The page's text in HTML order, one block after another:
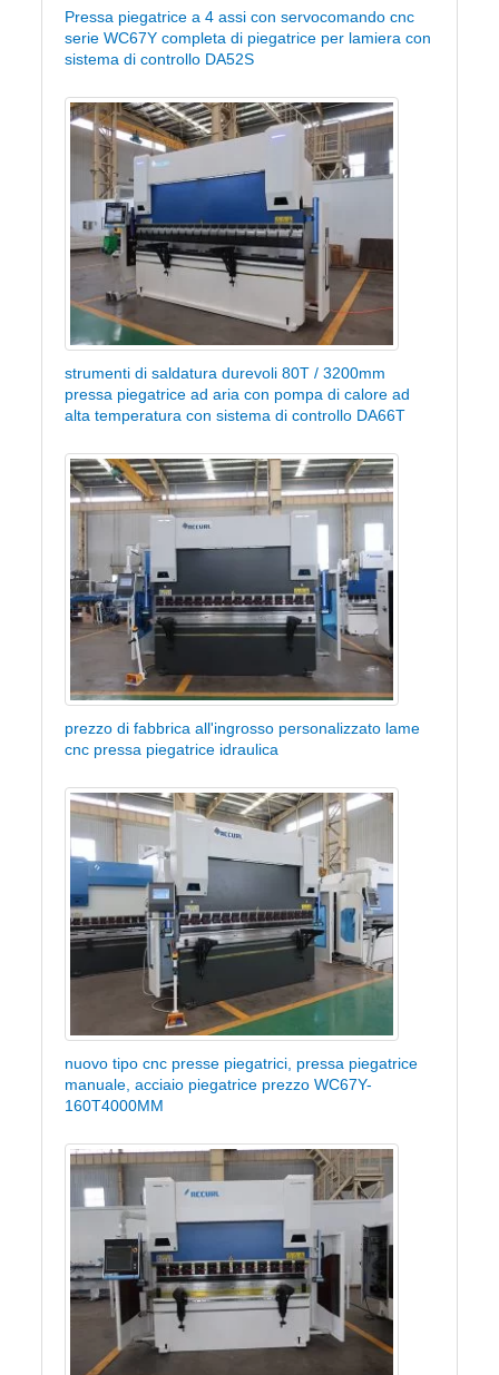
Pressa piegatrice a 4 assi con servocomando cnc
serie WC67Y completa di piegatrice per lamiera con
sistema di controllo DA52S
strumenti di saldatura durevoli 80T / 3200mm
pressa piegatrice ad aria con pompa di calore ad
alta temperatura con sistema di controllo DA66T
prezzo di fabbrica all'ingrosso personalizzato lame
cnc pressa piegatrice idraulica
nuovo tipo cnc presse piegatrici, pressa piegatrice
manuale, acciaio piegatrice prezzo WC67Y-
160T4000MM